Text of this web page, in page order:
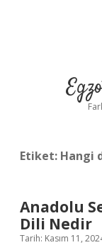
Etiket: Hangi
Anadolu
Dili Nedir
Tarih: Kasım 11,